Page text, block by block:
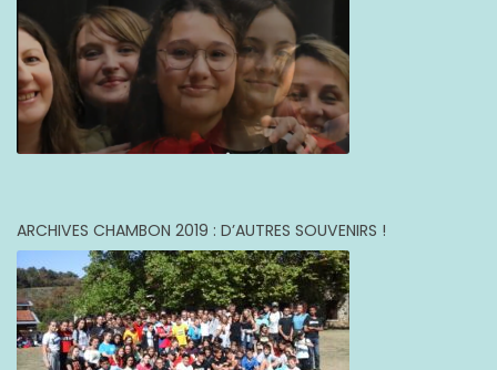
ARCHIVES CHAMBON 2019 : D’AUTRES SOUVENIRS !